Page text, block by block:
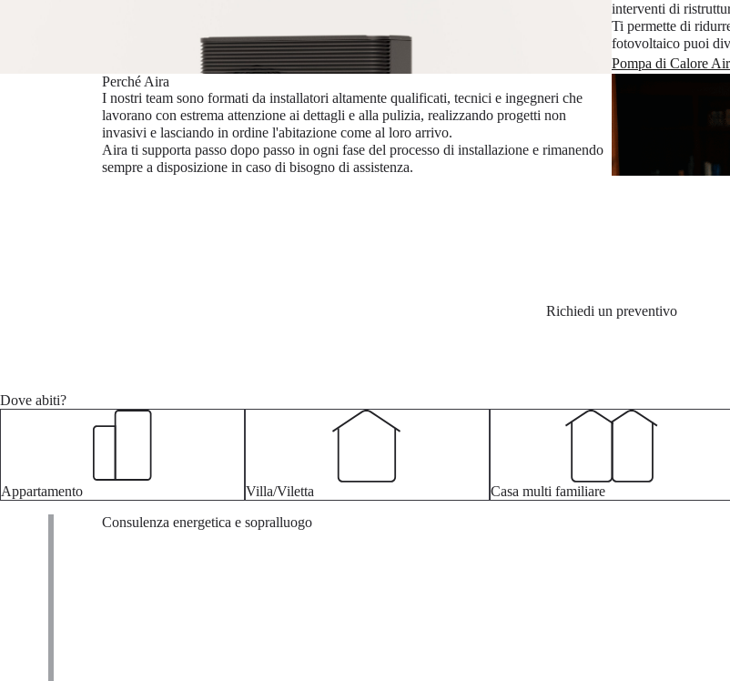
interventi di
Ti permette di
fotovoltaico puoi
Pompa di Calore
Perché Aira
I nostri team sono formati da installatori altamente qualificati, tecnici e ingegneri che
lavorano con estrema attenzione ai dettagli e alla pulizia, realizzando progetti non
invasivi e lasciando in ordine l'abitazione come al loro arrivo.
Aira ti supporta passo dopo passo in ogni fase del processo di installazione e rimanendo
sempre a disposizione in caso di bisogno di assistenza.
Richiedi un preventivo
Dove abiti?
Appartamento Villa/Viletta Casa multi familiare
Consulenza energetica e sopralluogo